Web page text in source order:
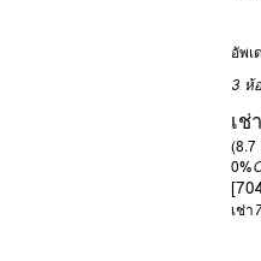
อัพ
3 ห้
เ
(8.7
0%
เช่า